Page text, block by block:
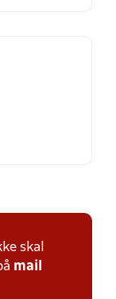
skal
mail